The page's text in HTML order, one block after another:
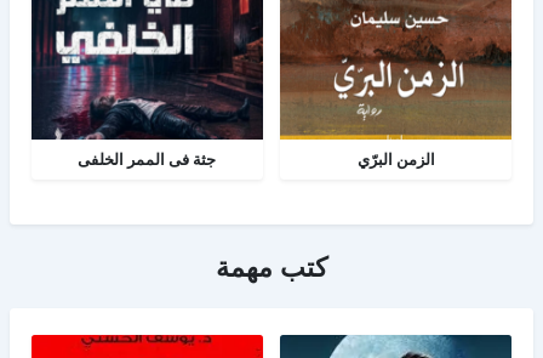
الزمن البرّي جثة فى الممر الخلفى
كتب مهمة